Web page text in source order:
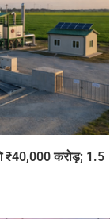
₹40,000 करोड़; 1.5